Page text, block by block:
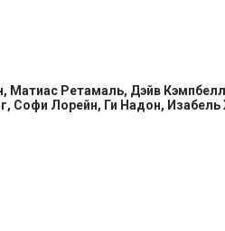
и гипотезы.
другие методы, полагаясь и
были прояснены, а кто-то
странности – такого
и утаиваний. @Filmix.fan
Матиас Ретамаль, Дэйв
Софи Лорейн, Ги Надон, Изабель